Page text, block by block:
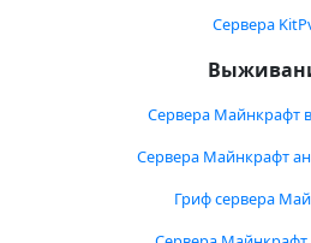
Сервера
Сервера Майнкрафт
Сервера Майнкрафт
Гриф сервера